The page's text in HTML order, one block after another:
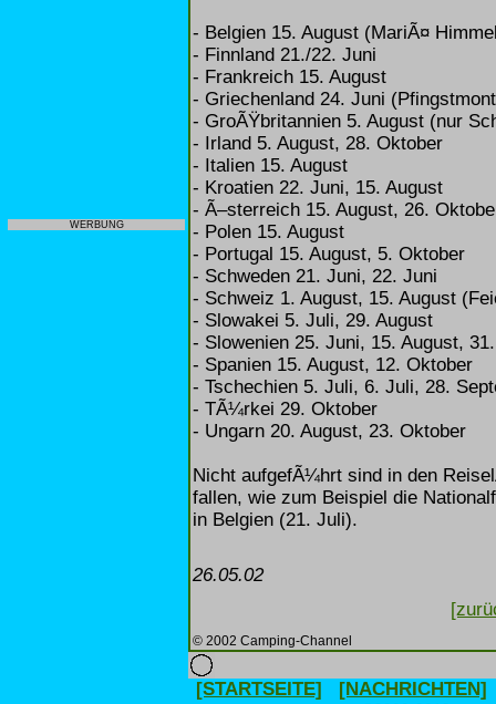
WERBUNG
- Belgien 15. August (MariÃ¤
- Finnland 21./22. Juni
- Frankreich 15. August
- Griechenland 24. Juni
- GroÃŸbritannien 5. August (nur
- Irland 5. August, 28. Oktober
- Italien 15. August
- Kroatien 22. Juni, 15. August
- Ã–sterreich 15. August, 26.
- Polen 15. August
- Portugal 15. August, 5. Oktober
- Schweden 21. Juni, 22. Juni
- Schweiz 1. August, 15. August
- Slowakei 5. Juli, 29. August
- Slowenien 25. Juni, 15. August,
- Spanien 15. August, 12. Oktober
- Tschechien 5. Juli, 6. Juli, 28.
- TÃ¼rkei 29. Oktober
- Ungarn 20. August, 23. Oktober
Nicht aufgefÃ¼hrt sind in den
fallen, wie zum Beispiel die
in Belgien (21. Juli).
26.05.02
© 2002 Camping-Channel
[STARTSEITE] [NACHRICHTEN]